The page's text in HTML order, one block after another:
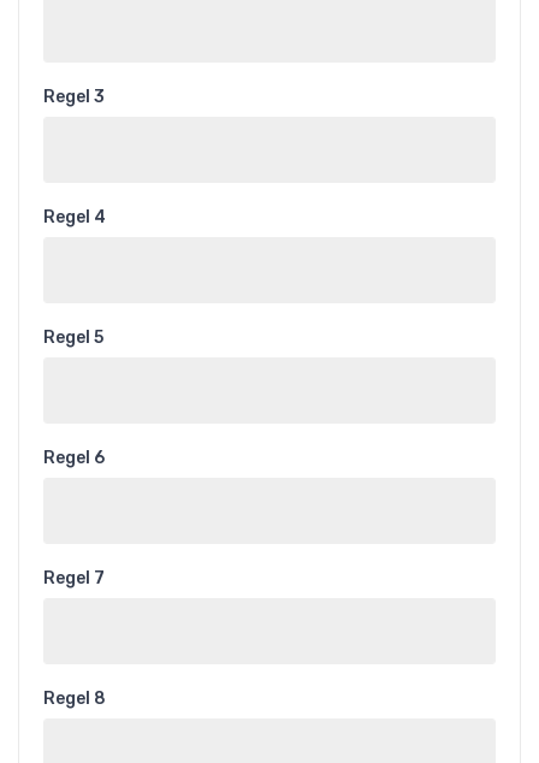
Regel 3
Regel 4
Regel 5
Regel 6
Regel 7
Regel 8